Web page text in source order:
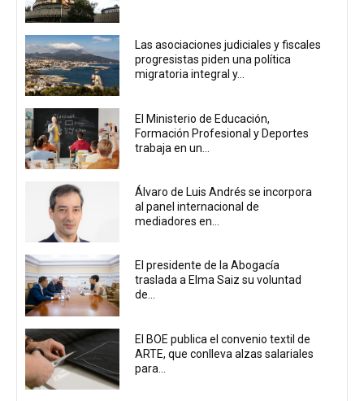
Las asociaciones judiciales y fiscales
progresistas piden una política
migratoria integral y...
El Ministerio de Educación,
Formación Profesional y Deportes
trabaja en un...
Álvaro de Luis Andrés se incorpora
al panel internacional de
mediadores en...
El presidente de la Abogacía
traslada a Elma Saiz su voluntad
de...
El BOE publica el convenio textil de
ARTE, que conlleva alzas salariales
para...